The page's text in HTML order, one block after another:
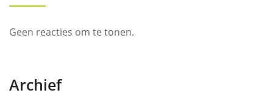
Geen reacties om te tonen.
Archief